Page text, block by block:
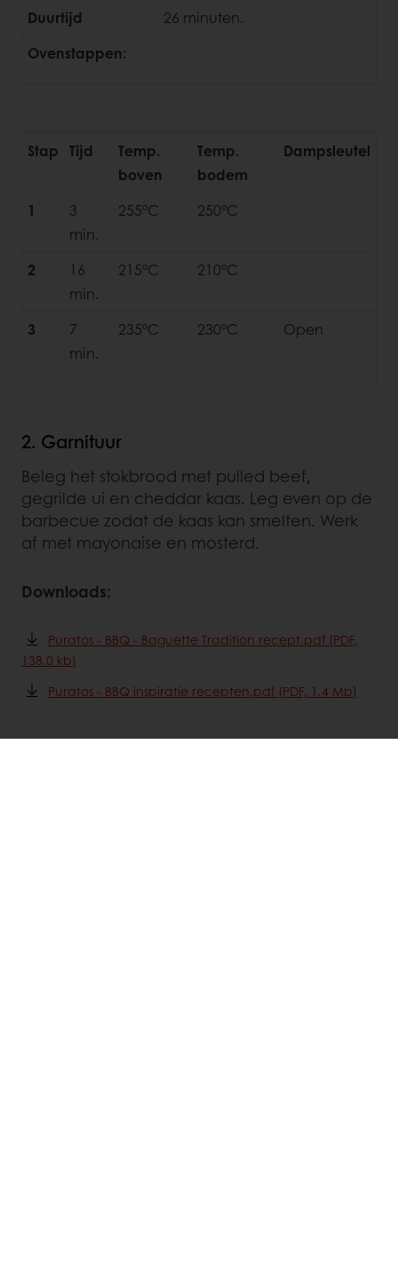
Duurtijd
26 minuten.
Ovenstappen:
Stap Tijd
Temp.
boven
Temp.
bodem
Dampsleutel
1
3
min.
255°C 250°C
2
16
min.
215°C 210°C
3
7
min.
235°C 230°C Open
2. Garnituur
Beleg het stokbrood met pulled beef,
gegrilde ui en cheddar kaas. Leg even op de
barbecue zodat de kaas kan smelten. Werk
af met mayonaise en mosterd.
Downloads:
Puratos - BBQ - Baguette Tradition recept.pdf (PDF,
138.0 kb)
Puratos - BBQ inspiratie recepten.pdf (PDF, 1.4 Mb)